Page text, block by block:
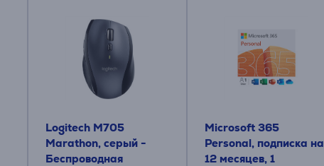
Logitech M705
Marathon, серый -
Беспроводная
Microsoft 365
Personal, подписка на
12 месяцев, 1